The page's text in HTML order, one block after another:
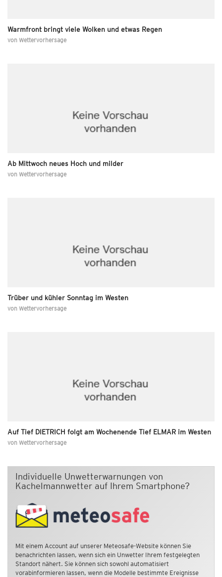
Warmfront bringt viele Wolken und etwas Regen
von Wettervorhersage
Ab Mittwoch neues Hoch und milder
von Wettervorhersage
Trüber und kühler Sonntag im Westen
von Wettervorhersage
Auf Tief DIETRICH folgt am Wochenende Tief ELMAR im Westen
von Wettervorhersage
Individuelle Unwetterwarnungen von
Kachelmannwetter auf Ihrem Smartphone?
Mit einem Account auf unserer Meteosafe-Website können Sie
benachrichten lassen, wenn sich ein Unwetter Ihrem festgelegten
Standort nähert. Sie können sich sowohl automatisiert
vorabinformieren lassen, wenn die Modelle bestimmte Ereignisse